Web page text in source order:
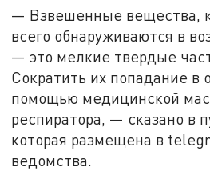
— Взвешенные вещества,
всего обнаруживаются в
— это мелкие твердые
Сократить их попадание в
помощью медицинской
респиратора, — сказано в
которая размещена в
ведомства.